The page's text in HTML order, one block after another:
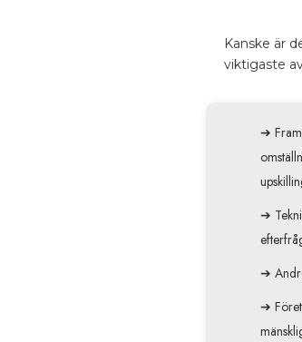
Kanske är
viktigaste
➔ Fram
➔
➔
➔